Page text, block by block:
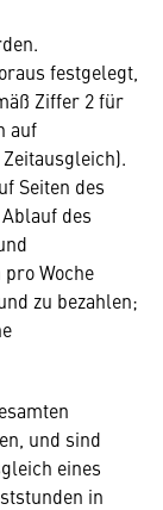
festgelegt,
Ziffer 2 für
auf
Seiten des
des
Woche
zu bezahlen;
und sind
eines
in